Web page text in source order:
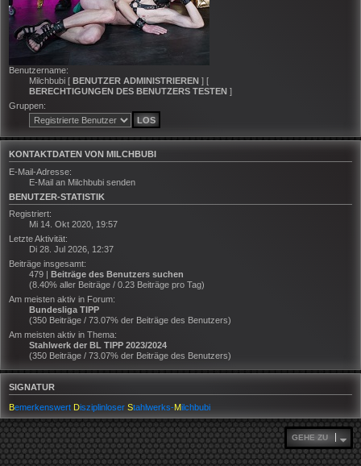
Benutzername:
Milchbubi [ BENUTZER ADMINISTRIEREN ] [
BERECHTIGUNGEN DES BENUTZERS TESTEN ]
Gruppen:
KONTAKTDATEN VON MILCHBUBI
E-Mail-Adresse:
E-Mail an Milchbubi senden
BENUTZER-STATISTIK
Registriert:
Mi 14. Okt 2020, 19:57
Letzte Aktivität:
Di 28. Jul 2026, 12:37
Beiträge insgesamt:
479 | Beiträge des Benutzers suchen
(8.40% aller Beiträge / 0.23 Beiträge pro Tag)
Am meisten aktiv in Forum:
Bundesliga TIPP
(350 Beiträge / 73.07% der Beiträge des Benutzers)
Am meisten aktiv in Thema:
Stahlwerk der BL TIPP 2023/2024
(350 Beiträge / 73.07% der Beiträge des Benutzers)
SIGNATUR
Bemerkenswert Disziplinloser Stahlwerks-Milchbubi
GEHE ZU